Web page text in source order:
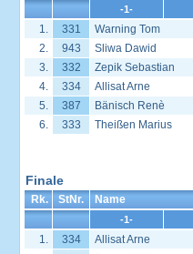
-1-
1. 331 Warning Tom
2.
943 Sliwa Dawid
3.
332 Zepik Sebastian
4.
334 Allisat Arne
5.
387 Bänisch Renè
6.
333 Theißen Marius
Finale
Rk. StNr. Name
-1-
1. 334 Allisat Arne